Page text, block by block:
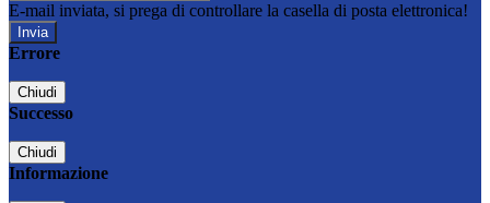
E-mail inviata, si prega di controllare la casella di posta elettronica!
Errore
Chiudi
Successo
Chiudi
Informazione